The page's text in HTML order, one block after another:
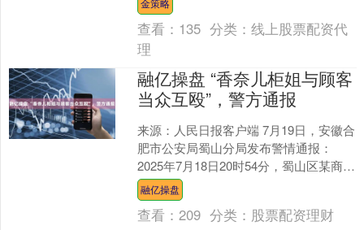
在中国基金....
查看： 135 分类：线上股票配资代
理
融亿操盘 “香奈儿柜姐与顾客
当众互殴”，警方通报
来源：人民日报客户端 7月19日，安徽合
肥市公安局蜀山分局发布警情通报：
2025年7月18日20时54分，蜀山区某商场
发生一起纠纷警情。王某（女，36岁）
在该....
融亿操盘
查看：209 分类： 股票配资理财